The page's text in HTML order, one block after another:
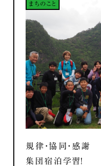
まちのこと
規律・協同・感
集団宿泊学習！